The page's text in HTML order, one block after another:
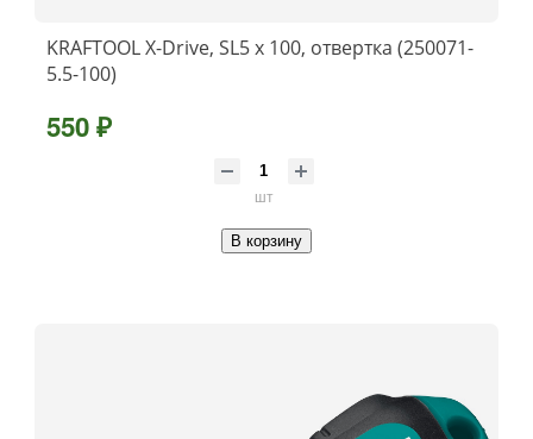
KRAFTOOL Х-Drive, SL5 x 100, отвертка (250071-
5.5-100)
550 ₽
шт
В корзину